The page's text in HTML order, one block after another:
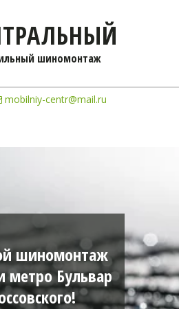
шиномонтаж
mobilniy-centr@mail.ru
шиномонтаж
метро Бульвар